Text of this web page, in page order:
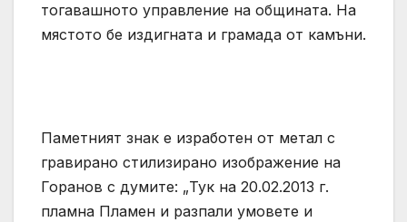
тогавашното управление на общината. На
мястото бе издигната и грамада от камъни.
Паметният знак е изработен от метал с
гравирано стилизирано изображение на
Горанов с думите: „Тук на 20.02.2013 г.
пламна Пламен и разпали умовете и